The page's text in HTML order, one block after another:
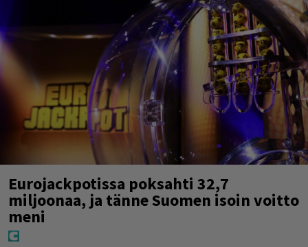
Eurojackpotissa poksahti 32,7
miljoonaa, ja tänne Suomen isoin voitto
meni